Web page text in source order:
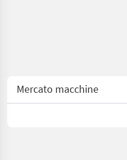
Mercato macchine